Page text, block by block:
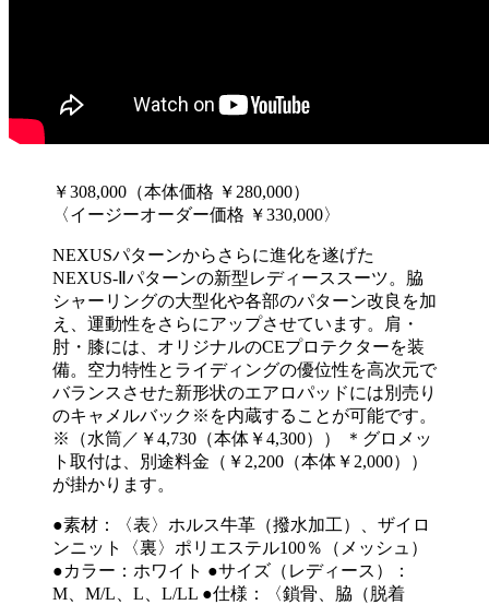
￥308,000（本体価格 ￥280,000）
〈イージーオーダー価格 ￥330,000〉
NEXUSパターンからさらに進化を遂げた
NEXUS-Ⅱパターンの新型レディーススーツ。脇
シャーリングの大型化や各部のパターン改良を加
え、運動性をさらにアップさせています。肩・
肘・膝には、オリジナルのCEプロテクターを装
備。空力特性とライディングの優位性を高次元で
バランスさせた新形状のエアロパッドには別売り
のキャメルバック※を内蔵することが可能です。
※（水筒／￥4,730（本体￥4,300）） ＊グロメッ
ト取付は、別途料金（￥2,200（本体￥2,000））
が掛かります。
●素材：〈表〉ホルス牛革（撥水加工）、ザイロ
ンニット〈裏〉ポリエステル100％（メッシュ）
●カラー：ホワイト ●サイズ（レディース）：
M、M/L、L、L/LL ●仕様：〈鎖骨、脇（脱着